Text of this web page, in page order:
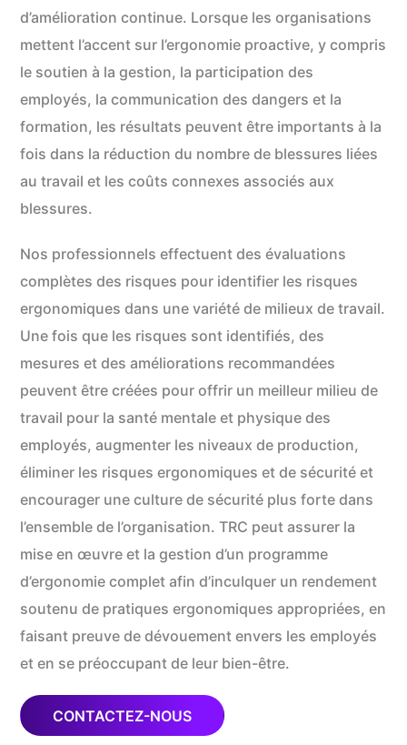
d’amélioration continue. Lorsque les organisations
mettent l’accent sur l’ergonomie proactive, y compris
le soutien à la gestion, la participation des
employés, la communication des dangers et la
formation, les résultats peuvent être importants à la
fois dans la réduction du nombre de blessures liées
au travail et les coûts connexes associés aux
blessures.
Nos professionnels effectuent des évaluations
complètes des risques pour identifier les risques
ergonomiques dans une variété de milieux de travail.
Une fois que les risques sont identifiés, des
mesures et des améliorations recommandées
peuvent être créées pour offrir un meilleur milieu de
travail pour la santé mentale et physique des
employés, augmenter les niveaux de production,
éliminer les risques ergonomiques et de sécurité et
encourager une culture de sécurité plus forte dans
l’ensemble de l’organisation. TRC peut assurer la
mise en œuvre et la gestion d’un programme
d’ergonomie complet afin d’inculquer un rendement
soutenu de pratiques ergonomiques appropriées, en
faisant preuve de dévouement envers les employés
et en se préoccupant de leur bien-être.
CONTACTEZ-NOUS